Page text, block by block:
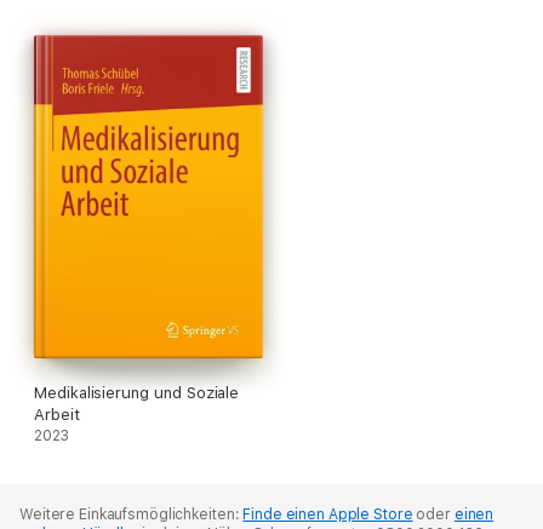
Medikalisierung und Soziale
Arbeit
2023
Weitere Einkaufsmöglichkeiten: Finde einen Apple Store oder einen